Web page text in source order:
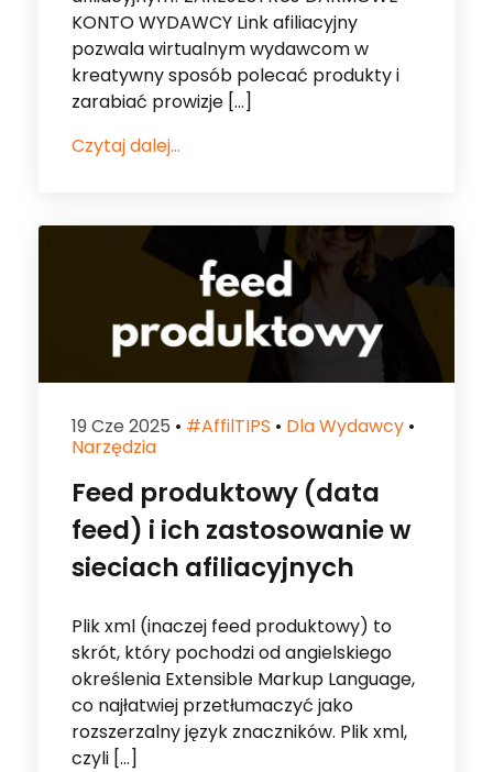
Czytaj dalej...
19 Cze 2025• #affilTIPS•Dla Wydawcy
Narzędzia
Feed produktowy (data
feed) i ich zastosowanie w
sieciach afiliacyjnych
Plik xml (inaczej feed produktowy) to
skrót, który pochodzi od angielskiego
określenia Extensible Markup Language,
rozszerzalny język znaczników. Plik xml,
czyli […]
Czytaj dalej...